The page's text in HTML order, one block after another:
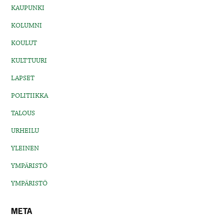
KAUPUNKI
KOLUMNI
KOULUT
KULTTUURI
LAPSET
POLITIIKKA
TALOUS
URHEILU
YLEINEN
YMPÄRISTÖ
YMPÄRISTÖ
META